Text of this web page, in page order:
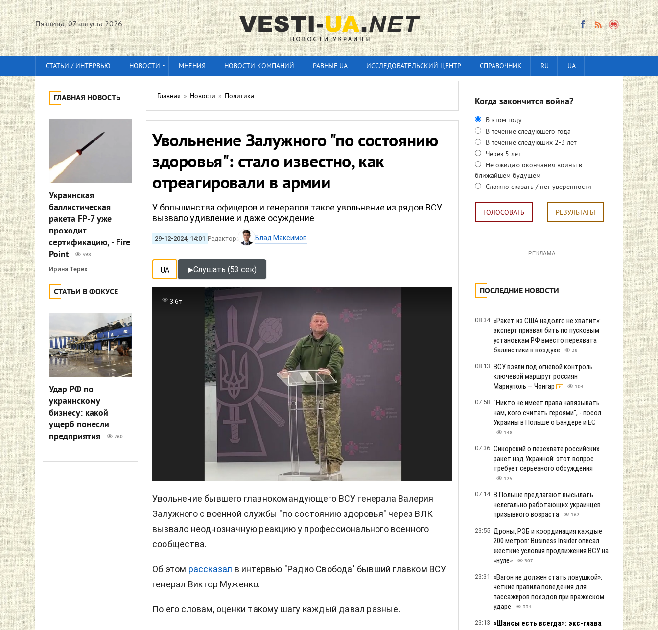
Пятница, 07 августа 2026
СТАТЬИ / ИНТЕРВЬЮ НОВОСТИ МНЕНИЯ НОВОСТИ КОМПАНИЙ РАВНЫЕ.UA ИССЛЕДОВАТЕЛЬСКИЙ ЦЕНТР СПРАВОЧНИК RU UA
ГЛАВНАЯ НОВОСТЬ
Украинская
баллистическая
ракета FP-7 уже
проходит
сертификацию, - Fire
Point
398
Ирина Терех
СТАТЬИ В ФОКУСЕ
Удар РФ по
украинскому
бизнесу: какой
ущерб понесли
предприятия
260
Главная » Новости » Политика
Увольнение Залужного "по состоянию
здоровья": стало известно, как
отреагировали в армии
У большинства офицеров и генералов такое увольнение из рядов ВСУ
вызвало удивление и даже осуждение
29-12-2024, 14:01 Редактор: Влад Максимов
UA ▶Слушать (53 сек)
3.6т
Увольнение бывшего главнокомандующего ВСУ генерала Валерия
Залужного с военной службы "по состоянию здоровья" через ВЛК
вызвало неоднозначную реакцию у профессионального военного
сообщества.
Об этом рассказал в интервью "Радио Свобода" бывший главком ВСУ
генерал Виктор Муженко.
По его словам, оценки такому шагу каждый давал разные.
Когда закончится война?
В этом году
В течение следующего года
В течение следующих 2-3 лет
Через 5 лет
Не ожидаю окончания войны в
ближайшем будущем
Сложно сказать / нет уверенности
ГОЛОСОВАТЬ РЕЗУЛЬТАТЫ
РЕКЛАМА
ПОСЛЕДНИЕ НОВОСТИ
08:34 «Ракет из США надолго не хватит»:
эксперт призвал бить по пусковым
установкам РФ вместо перехвата
баллистики в воздухе
38
08:13 ВСУ взяли под огневой контроль
ключевой маршрут россиян
Мариуполь — Чонгар
104
07:58 "Никто не имеет права навязывать
нам, кого считать героями", - посол
Украины в Польше о Бандере и ЕС
148
07:36 Сикорский о перехвате российских
ракет над Украиной: этот вопрос
требует серьезного обсуждения
125
07:14 В Польше предлагают высылать
нелегально работающих украинцев
призывного возраста
162
23:55 Дроны, РЭБ и координация каждые
200 метров: Business Insider описал
жесткие условия продвижения ВСУ на
«нуле»
307
23:31
«Вагон не должен стать ловушкой»:
четкие правила поведения для
пассажиров поездов при вражеском
ударе
331
23:13 «Шансы есть всегда»: экс-глава